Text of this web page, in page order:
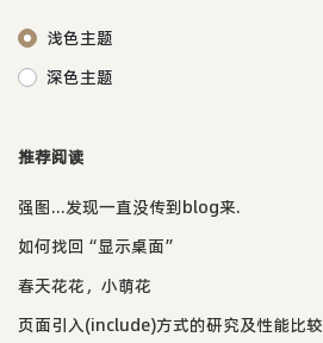
浅色主题
深色主题
推荐阅读
强图...发现一直没传到blog来.
如何找回“显示桌面”
春天花花，小萌花
页面引入(include)方式的研究及性能比较